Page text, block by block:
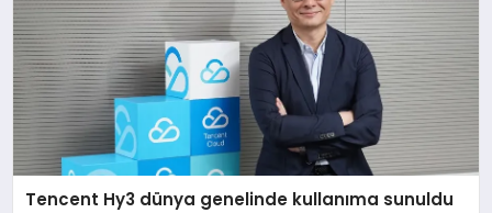
Tencent Hy3 dünya genelinde kullanıma sunuldu